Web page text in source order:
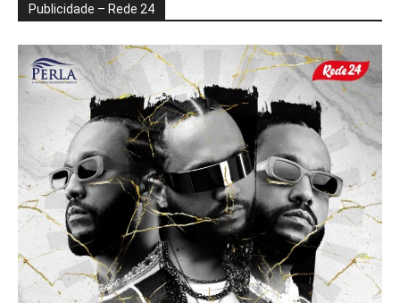
Publicidade – Rede 24